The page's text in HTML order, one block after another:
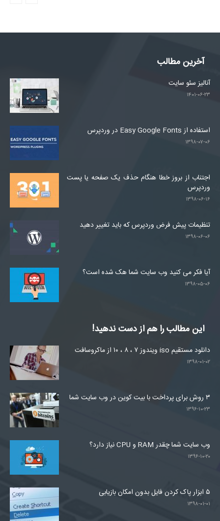
آخرین مطالب
آنالیز سئو سایت
۱۴۰۱-۰۶-۲۳
استفاده از Easy Google Fonts در وردپرس
۱۳۹۸-۰۷-۰۶
اجتناب از بروز خطا هنگام حذف یک صفحه یا پست
وردپرس
۱۳۹۸-۰۶-۱۶
تنظیمات پیش فرض وردپرس که باید تغییر دهید
۱۳۹۸-۰۶-۰۶
آیا فکر می کنید وب سایت شما هک شده است؟
۱۳۹۸-۰۵-۰۶
این مطالب را هم از دست ندهید!
دانلود مستقیم iso ویندوز ۷ ، ۸ ، ۱۰ از ماکروسافت
۱۳۹۸-۰۱-۰۲
۳ روش برای پرداخت با بیت کوین در وب سایت شما
۱۳۹۶-۱۰-۲۳
وب سایت شما چقدر RAM و CPU نیاز دارد؟
۱۳۹۶-۱۰-۲۰
۵ ابزار پاک کردن فایل بدون امکان بازیابی
۱۳۹۸-۰۱-۰۱